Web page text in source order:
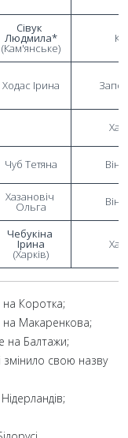
Сівук
Людмила*
(Кам'янське)
Ходас Ірина
Чуб Тетяна
Хазановіч
Ольга
Чебукіна
Ірина
(Харків)
Коротка;
на Макаренкова;
на Балтажи;
змінило свою назву